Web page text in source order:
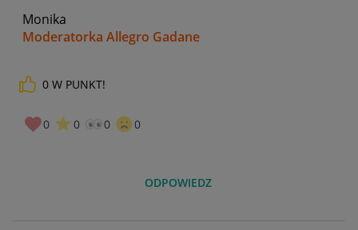
Monika
Moderatorka Allegro Gadane
0 W PUNKT!
0 0 0 0
ODPOWIEDZ